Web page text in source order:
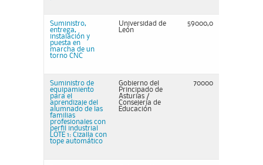
Suministro,
entrega,
instalación y
puesta en
marcha de un
torno CNC
Universidad de
León
59000,0
Suministro de
equipamiento
para el
aprendizaje del
alumnado de las
familias
profesionales con
perfil industrial
LOTE 1: Cizalla con
tope automático
Gobierno del
Principado de
Asturias /
Consejería de
Educación
70000